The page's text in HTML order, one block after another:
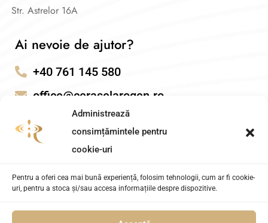
Administrează
consimțămintele pentru
cookie-uri
Pentru a oferi cea mai bună experiență, folosim tehnologii, cum ar fi cookie-
uri, pentru a stoca și/sau accesa informațiile despre dispozitive.
Str. Astrelor 16A
Ai nevoie de ajutor?
+40 761 145 580
office@ceraselarogen.ro